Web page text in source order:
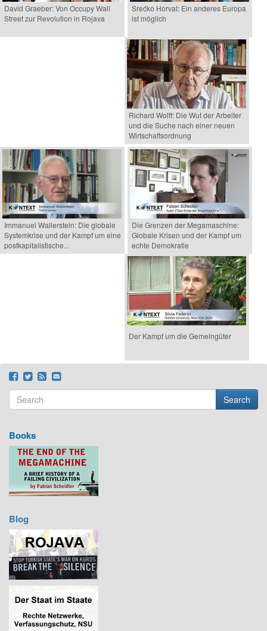
David Graeber: Von Occupy Wall
Street zur Revolution in Rojava
Srećko Horvat: Ein anderes Europa
ist möglich
Richard Wolff: Die Wut der Arbeiter
und die Suche nach einer neuen
Wirtschaftsordnung
Immanuel Wallerstein: Die globale
Systemkrise und der Kampf um eine
postkapitalistische...
Die Grenzen der Megamaschine:
Globale Krisen und der Kampf um
echte Demokratie
Der Kampf um die Gemeingüter
Search form
Search
Books
Blog